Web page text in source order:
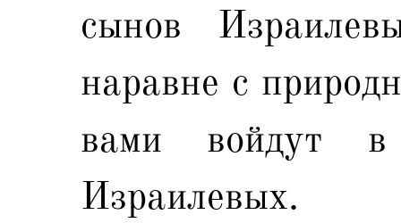
сынов
наравне с
вами войдут
Израилевых.